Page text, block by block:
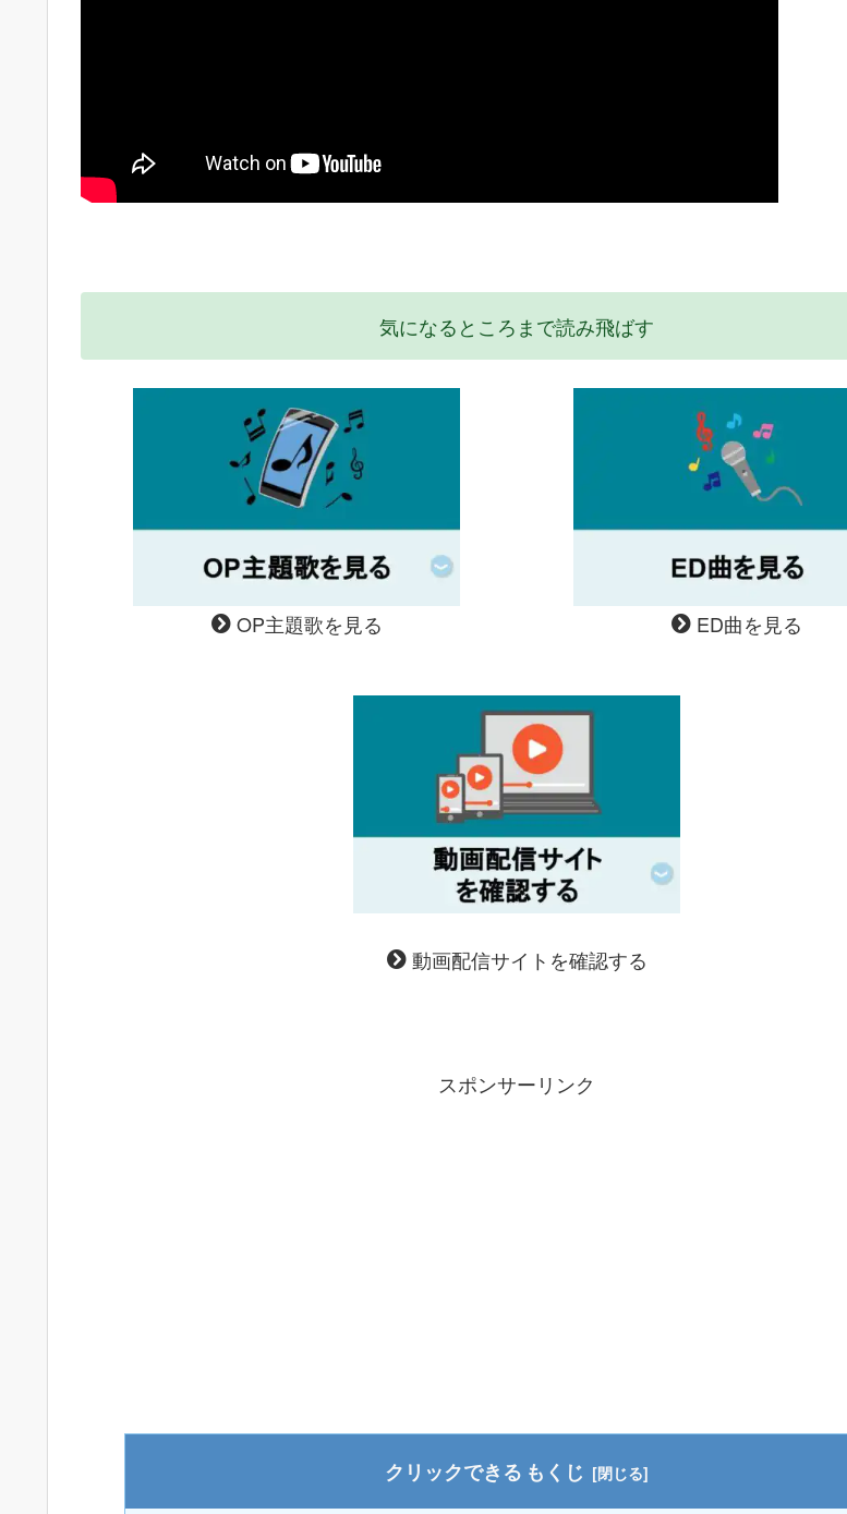
気になるところまで読み飛ばす
OP主題歌を見る ED曲を見る
動画配信サイトを確認する
スポンサーリンク
もくじ